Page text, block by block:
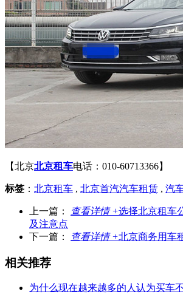
【北京北京租车电话：010-60713366】
标签 ： 北京租车 , 北京首汽汽车租赁 , 汽
上一篇： 查看详情 +选择北京租车
及注意点
下一篇：
查看详情 +北京商务用车
相关推荐
为什么现在越来越多的人认为买车